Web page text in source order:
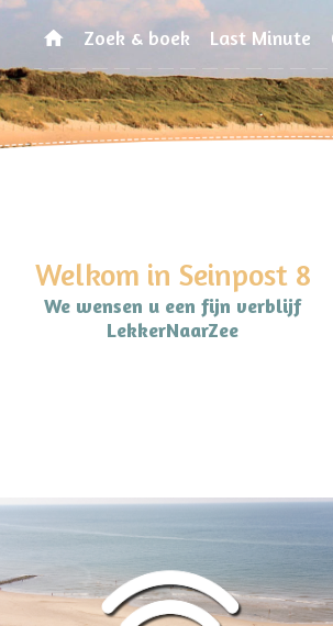
Zoek & boek Last Minute
Welkom in Seinpost 8
We wensen u een fijn verblijf
LekkerNaarZee